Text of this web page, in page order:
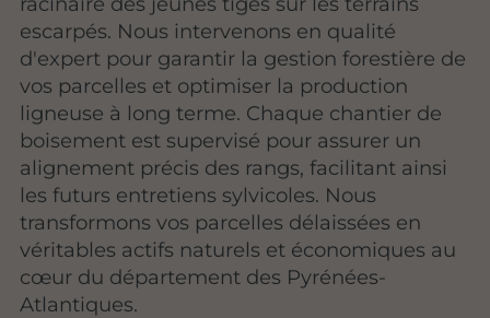
escarpés. Nous intervenons en qualité
d'expert pour garantir la gestion forestière de
vos parcelles et optimiser la production
ligneuse à long terme. Chaque chantier de
boisement est supervisé pour assurer un
alignement précis des rangs, facilitant ainsi
les futurs entretiens sylvicoles. Nous
transformons vos parcelles délaissées en
véritables actifs naturels et économiques au
cœur du département des Pyrénées-
Atlantiques.